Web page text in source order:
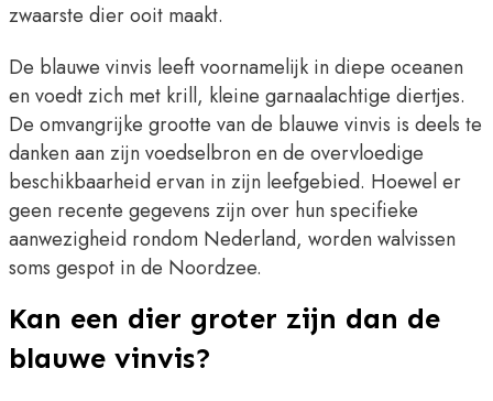
zwaarste dier ooit maakt.
De blauwe vinvis leeft voornamelijk in diepe oceanen
en voedt zich met krill, kleine garnaalachtige diertjes.
De omvangrijke grootte van de blauwe vinvis is deels te
danken aan zijn voedselbron en de overvloedige
beschikbaarheid ervan in zijn leefgebied. Hoewel er
geen recente gegevens zijn over hun specifieke
aanwezigheid rondom Nederland, worden walvissen
soms gespot in de Noordzee.
Kan een dier groter zijn dan de
blauwe vinvis?